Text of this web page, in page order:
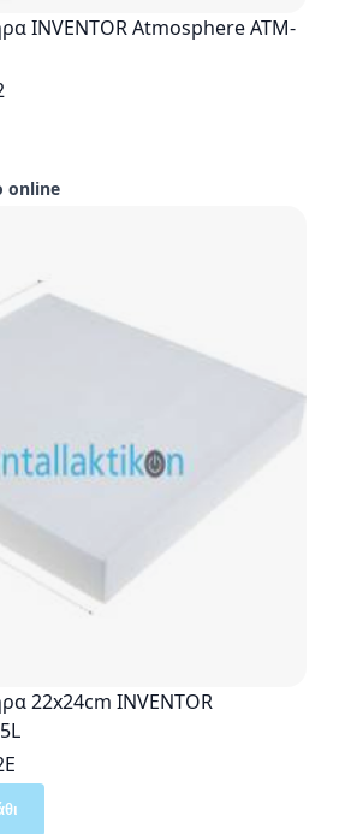
INVENTOR Atmosphere ATM-
online
22x24cm INVENTOR